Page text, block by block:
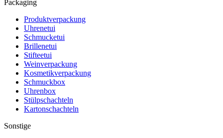
Packaging
Produktverpackung
Uhrenetui
Schmucketui
Brillenetui
Stifteetui
Weinverpackung
Kosmetikverpackung
Schmuckbox
Uhrenbox
Stülpschachteln
Kartonschachteln
Sonstige